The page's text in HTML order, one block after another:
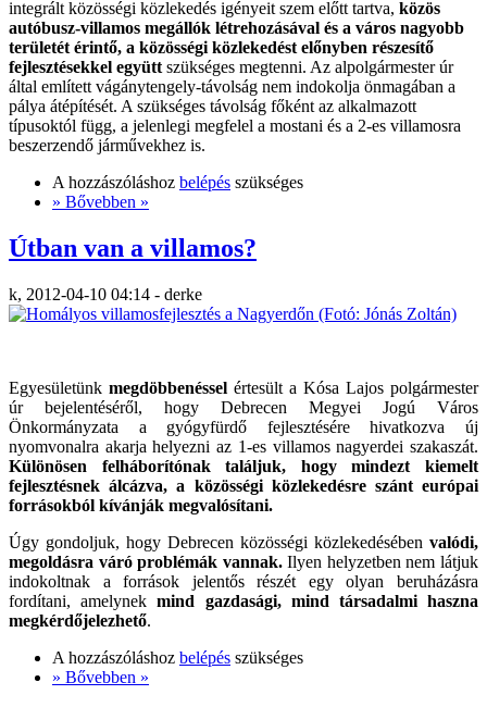
integrált közösségi közlekedés igényeit szem előtt tartva, közös
autóbusz-villamos megállók létrehozásával és a város nagyobb
területét érintő, a közösségi közlekedést előnyben részesítő
fejlesztésekkel együtt szükséges megtenni. Az alpolgármester úr
által említett vágánytengely-távolság nem indokolja önmagában a
pálya átépítését. A szükséges távolság főként az alkalmazott
típusoktól függ, a jelenlegi megfelel a mostani és a 2-es villamosra
beszerzendő járművekhez is.
A hozzászóláshoz belépés szükséges
» Bővebben »
Útban van a villamos?
k, 2012-04-10 04:14 - derke
Egyesületünk megdöbbenéssel értesült a Kósa Lajos polgármester
úr bejelentéséről, hogy Debrecen Megyei Jogú Város
Önkormányzata a gyógyfürdő fejlesztésére hivatkozva új
nyomvonalra akarja helyezni az 1-es villamos nagyerdei szakaszát.
Különösen felháborítónak találjuk, hogy mindezt kiemelt
fejlesztésnek álcázva, a közösségi közlekedésre szánt európai
forrásokból kívánják megvalósítani.
Úgy gondoljuk, hogy Debrecen közösségi közlekedésében valódi,
megoldásra váró problémák vannak.Ilyen helyzetben nem látjuk
indokoltnak a források jelentős részét egy olyan beruházásra
fordítani, amelynekmind gazdasági, mind társadalmi haszna
megkérdőjelezhető.
A hozzászóláshoz belépés szükséges
» Bővebben »